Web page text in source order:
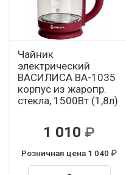
Чайник
электрический
ВАСИЛИСА ВА-1035
корпус из жаропр.
стекла, 1500Вт (1,8л)
1 010
Розничная цена 1 040